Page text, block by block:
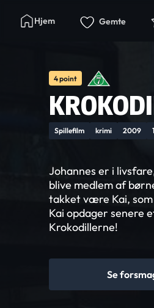
Hjem Gemte
4 point
Spillefilm krimi 2009
Johannes er i
blive medlem af
takket være Kai,
Kai opdager senere
Krokodillerne!
Se